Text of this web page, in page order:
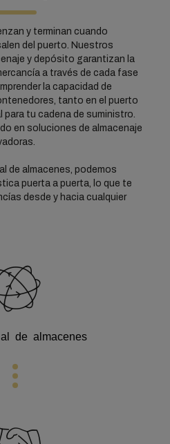
y terminan cuando
del puerto. Nuestros
y depósito garantizan la
a través de cada fase
la capacidad de
tanto en el puerto
para tu cadena de suministro.
en soluciones de almacenaje
de almacenes, podemos
puerta a puerta, lo que te
desde y hacia cualquier
de almacenes